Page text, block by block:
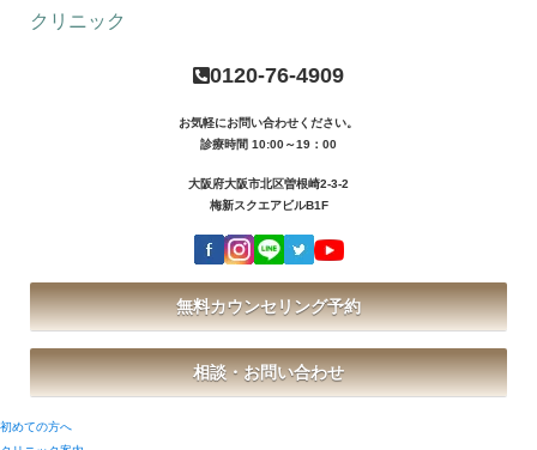
0120-76-4909
お気軽にお問い合わせください。
診療時間 10:00～19：00
大阪府大阪市北区曽根崎2-3-2
梅新スクエアビルB1F
無料カウンセリング予約
相談・お問い合わせ
初めての方へ